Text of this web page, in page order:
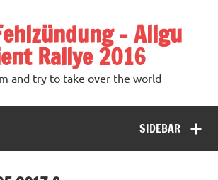
– Allgu
Rallye 2016
and try to take over the world
SIDEBAR